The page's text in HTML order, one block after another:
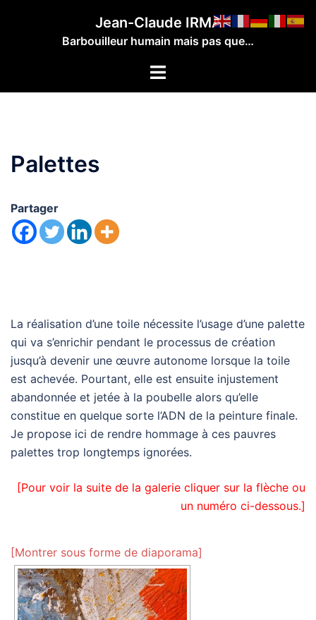
Jean-Claude IRMA
Barbouilleur humain mais pas que…
Ouvrir/fermer
Palettes
Partager
La réalisation d’une toile nécessite l’usage d’une palette
qui va s’enrichir pendant le processus de création
jusqu’à devenir une œuvre autonome lorsque la toile
est achevée. Pourtant, elle est ensuite injustement
abandonnée et jetée à la poubelle alors qu’elle
constitue en quelque sorte l’ADN de la peinture finale.
Je propose ici de rendre hommage à ces pauvres
palettes trop longtemps ignorées.
[Pour voir la suite de la galerie cliquer sur la flèche ou
un numéro ci-dessous.]
[Montrer sous forme de diaporama]